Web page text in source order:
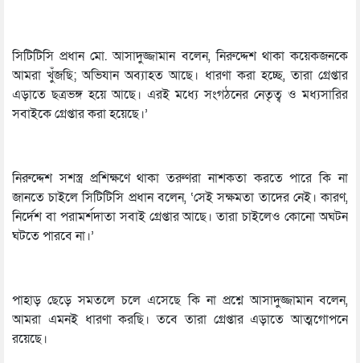
সিটিটিসি প্রধান মো. আসাদুজ্জামান বলেন, নিরুদ্দেশ থাকা কয়েকজনকে
আমরা খুঁজছি; অভিযান অব্যাহত আছে। ধারণা করা হচ্ছে, তারা গ্রেপ্তার
এড়াতে ছত্রভঙ্গ হয়ে আছে। এরই মধ্যে সংগঠনের নেতৃত্ব ও মধ্যসারির
সবাইকে গ্রেপ্তার করা হয়েছে।’
নিরুদ্দেশ সশস্ত্র প্রশিক্ষণে থাকা তরুণরা নাশকতা করতে পারে কি না
জানতে চাইলে সিটিটিসি প্রধান বলেন, ‘সেই সক্ষমতা তাদের নেই। কারণ,
নির্দেশ বা পরামর্শদাতা সবাই গ্রেপ্তার আছে। তারা চাইলেও কোনো অঘটন
ঘটতে পারবে না।’
পাহাড় ছেড়ে সমতলে চলে এসেছে কি না প্রশ্নে আসাদুজ্জামান বলেন,
আমরা এমনই ধারণা করছি। তবে তারা গ্রেপ্তার এড়াতে আত্মগোপনে
রয়েছে।